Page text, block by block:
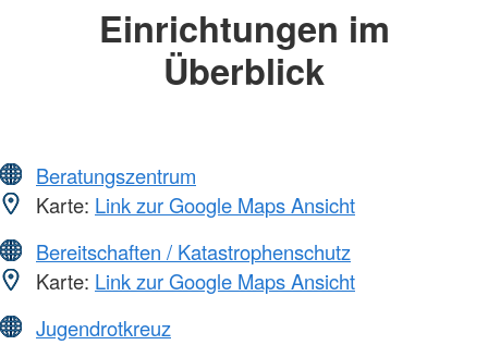
Einrichtungen im
Überblick
Beratungszentrum
Karte: Link zur Google Maps Ansicht
Bereitschaften / Katastrophenschutz
Karte: Link zur Google Maps Ansicht
Jugendrotkreuz